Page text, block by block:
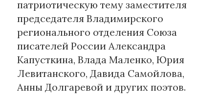
патриотическую тему заместителя
председателя Владимирского
регионального отделения Союза
писателей России Александра
Капусткина, Влада Маленко, Юрия
Левитанского, Давида Самойлова,
Анны Долгаревой и других поэтов.